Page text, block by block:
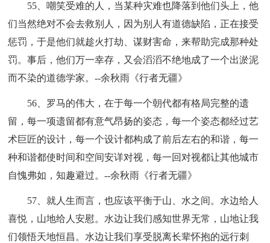
55、嘲笑受难的人，当某种灾难也降落到他们头上，他
们当然绝对不会去救别人，因为别人有道德缺陷，正在接受
惩罚，于是他们就趁火打劫、谋财害命，来帮助完成那种处
罚。事后，他们万一幸存，又会滔滔不绝地成了一个出淤泥
而不染的道德学家。--余秋雨《行者无疆》
56、罗马的伟大，在于每一个朝代都有格局完整的遗
留，每一项遗留都有意气昂扬的姿态，每一个姿态都经过艺
术巨匠的设计，每一个设计都构成了前后左右的和谐，每一
种和谐都使时间和空间安详对视，每一回对视都让其他城市
自愧弗如，知趣避过。--余秋雨《行者无疆》
57、就人生而言，也应该平衡于山、水之间。水边给人
喜悦，山地给人安慰。水边让我们感知世界无常，山地让我
们领悟天地恒昌。水边让我们享受脱离长辈怀抱的远行刺